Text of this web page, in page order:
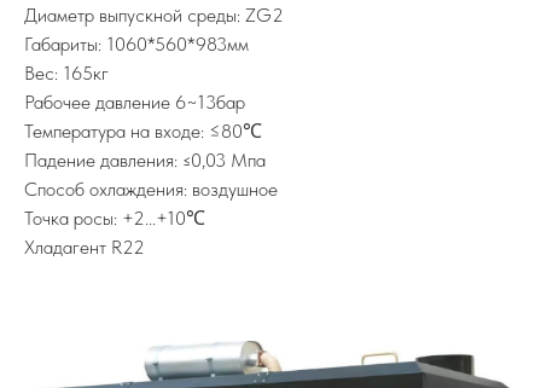
Диаметр выпускной среды: ZG2
Габариты: 1060*560*983мм
Вес: 165кг
Рабочее давление 6~13бар
Температура на входе: ≤80℃
Падение давления: ≤0,03 Мпа
Способ охлаждения: воздушное
Точка росы: +2...+10℃
Хладагент R22